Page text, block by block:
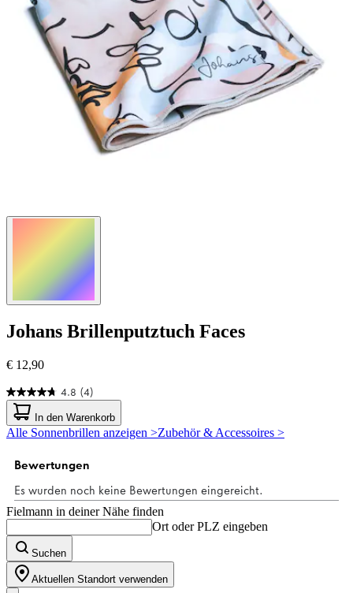
Johans Brillenputztuch Faces
€ 12,90
4.8 (4)
4.8
von
5
Sternen.
Bewertungen
In den Warenkorb
Alle Sonnenbrillen anzeigen >Zubehör & Accessoires >
Fielmann in deiner Nähe finden
Ort oder PLZ eingeben
Suchen
Aktuellen Standort verwenden